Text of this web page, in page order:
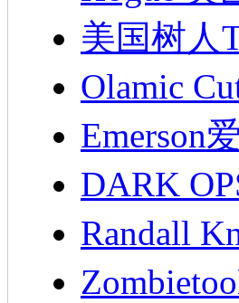
美国树人
Olamic
Emerson
DARK
Randall